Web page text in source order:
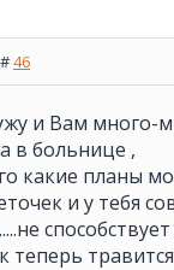
46
и Вам много-
в больнице ,
какие планы
и у тебя